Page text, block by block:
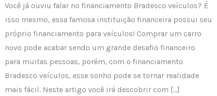
Você já ouviu falar no financiamento Bradesco veículos? É
isso mesmo, essa famosa instituição financeira possui seu
próprio financiamento para veículos! Comprar um carro
novo pode acabar sendo um grande desafio financeiro
para muitas pessoas, porém, com o financiamento
Bradesco veículos, esse sonho pode se tornar realidade
mais fácil. Neste artigo você irá descobrir com […]